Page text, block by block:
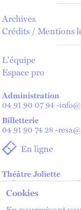
Archives
Crédits / Mentions
L'équipe
Espace pro
Administration
04 91 90 07 94-
Billetterie
04 91 90 74 28 -
En ligne
Théâtre Joliette
2 place Henri
Théâtre de Lenche
Cookies